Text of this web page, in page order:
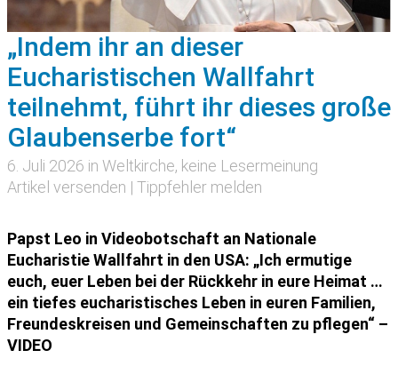
„Indem ihr an dieser
Eucharistischen Wallfahrt
teilnehmt, führt ihr dieses große
Glaubenserbe fort“
6. Juli 2026 in Weltkirche, keine Lesermeinung
Artikel versenden | Tippfehler melden
Papst Leo in Videobotschaft an Nationale
Eucharistie Wallfahrt in den USA: „Ich ermutige
euch, euer Leben bei der Rückkehr in eure Heimat …
ein tiefes eucharistisches Leben in euren Familien,
Freundeskreisen und Gemeinschaften zu pflegen“ –
VIDEO